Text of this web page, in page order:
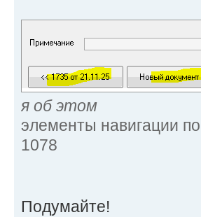
я об этом
элементы навигации
1078
Подумайте!